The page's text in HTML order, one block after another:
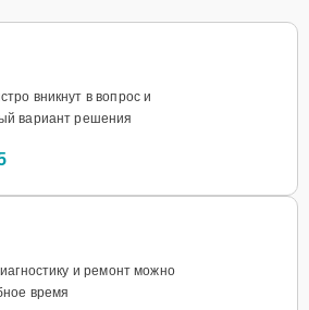
вникнут в вопрос и
вариант решения
и ремонт можно
время